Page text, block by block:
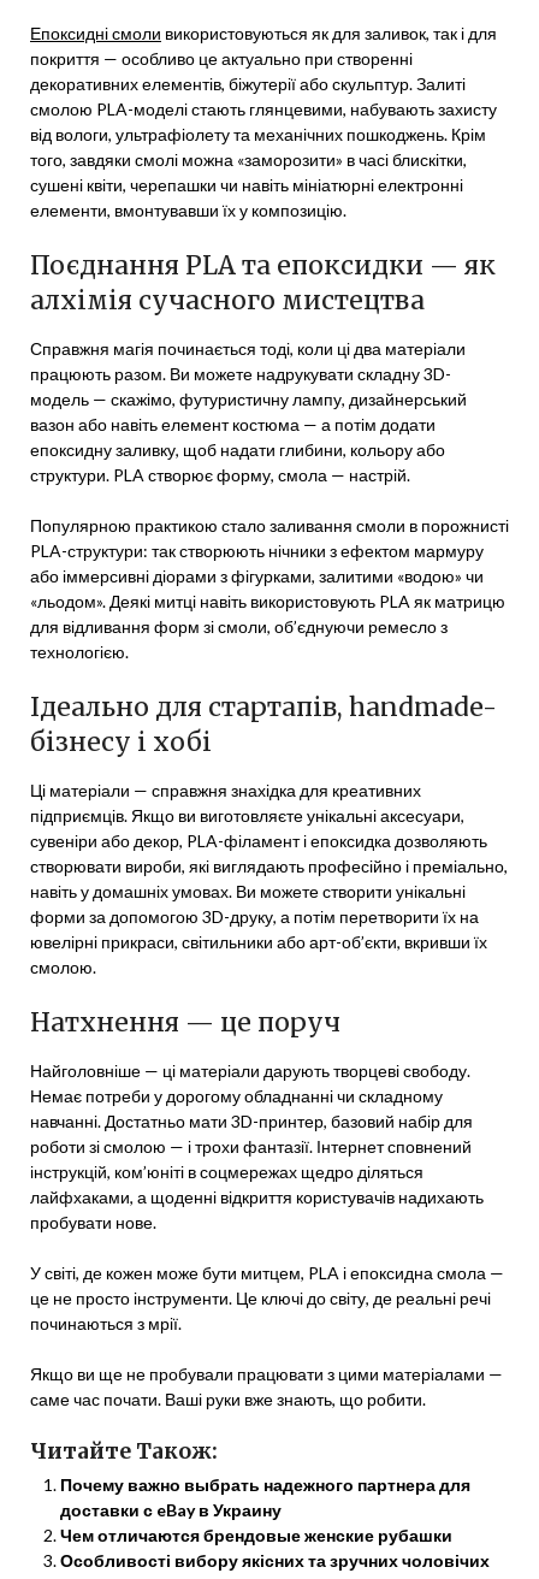
Епоксидні смоли використовуються як для заливок, так і для
покриття — особливо це актуально при створенні
декоративних елементів, біжутерії або скульптур. Залиті
смолою PLA-моделі стають глянцевими, набувають захисту
від вологи, ультрафіолету та механічних пошкоджень. Крім
того, завдяки смолі можна «заморозити» в часі блискітки,
сушені квіти, черепашки чи навіть мініатюрні електронні
елементи, вмонтувавши їх у композицію.
Поєднання PLA та епоксидки — як
алхімія сучасного мистецтва
Справжня магія починається тоді, коли ці два матеріали
працюють разом. Ви можете надрукувати складну 3D-
модель — скажімо, футуристичну лампу, дизайнерський
вазон або навіть елемент костюма — а потім додати
епоксидну заливку, щоб надати глибини, кольору або
структури. PLA створює форму, смола — настрій.
Популярною практикою стало заливання смоли в порожнисті
PLA-структури: так створюють нічники з ефектом мармуру
або іммерсивні діорами з фігурками, залитими «водою» чи
«льодом». Деякі митці навіть використовують PLA як матрицю
для відливання форм зі смоли, об’єднуючи ремесло з
технологією.
Ідеально для стартапів, handmade-
бізнесу і хобі
Ці матеріали — справжня знахідка для креативних
підприємців. Якщо ви виготовляєте унікальні аксесуари,
сувеніри або декор, PLA-філамент і епоксидка дозволяють
створювати вироби, які виглядають професійно і преміально,
навіть у домашніх умовах. Ви можете створити унікальні
форми за допомогою 3D-друку, а потім перетворити їх на
ювелірні прикраси, світильники або арт-об’єкти, вкривши їх
смолою.
Натхнення — це поруч
Найголовніше — ці матеріали дарують творцеві свободу.
Немає потреби у дорогому обладнанні чи складному
навчанні. Достатньо мати 3D-принтер, базовий набір для
роботи зі смолою — і трохи фантазії. Інтернет сповнений
інструкцій, ком’юніті в соцмережах щедро діляться
лайфхаками, а щоденні відкриття користувачів надихають
пробувати нове.
У світі, де кожен може бути митцем, PLA і епоксидна смола —
це не просто інструменти. Це ключі до світу, де реальні речі
починаються з мрії.
Якщо ви ще не пробували працювати з цими матеріалами —
саме час почати. Ваші руки вже знають, що робити.
Читайте Також:
Почему важно выбрать надежного партнера для
доставки с eBay в Украину
Чем отличаются брендовые женские рубашки
Особливості вибору якісних та зручних чоловічих